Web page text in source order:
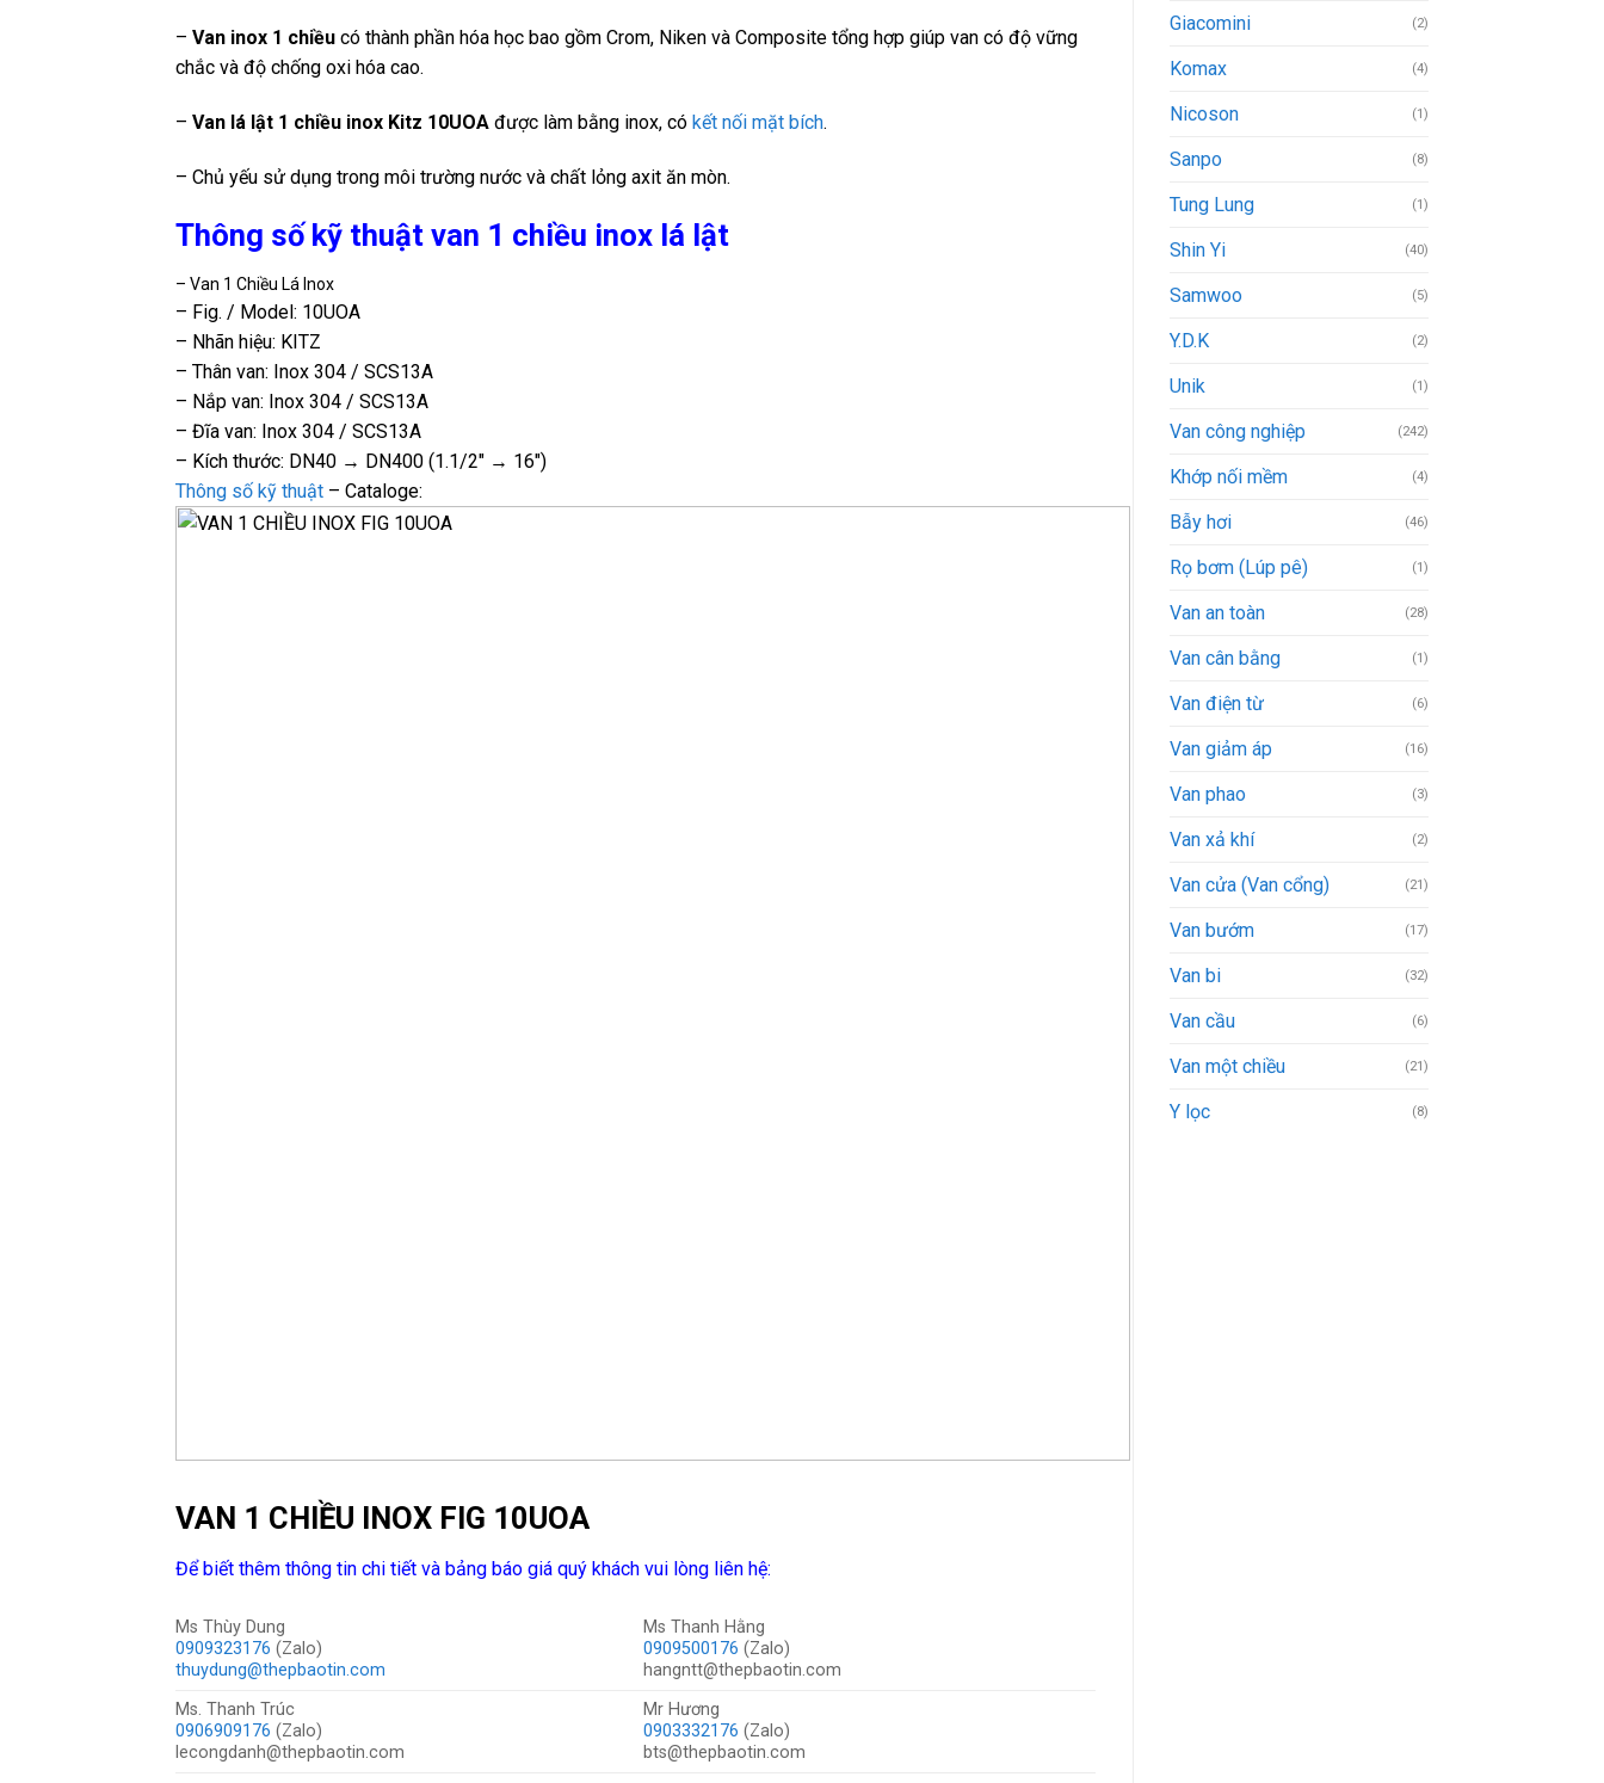
Giacomini (2)
Komax (4)
Nicoson (1)
Sanpo (8)
Tung Lung (1)
Shin Yi (40)
Samwoo (5)
Y.D.K (2)
Unik (1)
Van công nghiệp (242)
Khớp nối mềm (4)
Bẫy hơi (46)
Rọ bơm (Lúp pê) (1)
Van an toàn (28)
Van cân bằng (1)
Van điện từ (6)
Van giảm áp (16)
Van phao (3)
Van xả khí (2)
Van cửa (Van cổng) (21)
Van bướm (17)
Van bi (32)
Van cầu (6)
Van một chiều (21)
Y lọc (8)
– Van inox 1 chiều có thành phần hóa học bao gồm Crom, Niken và Composite tổng hợp giúp van có độ vững
chắc và độ chống oxi hóa cao.
– Van lá lật 1 chiều inox Kitz 10UOA được làm bằng inox, có kết nối mặt bích.
– Chủ yếu sử dụng trong môi trường nước và chất lỏng axit ăn mòn.
Thông số kỹ thuật van 1 chiều inox lá lật
– Van 1 Chiều Lá Inox
– Fig. / Model: 10UOA
– Nhãn hiệu: KITZ
– Thân van: Inox 304 / SCS13A
– Nắp van: Inox 304 / SCS13A
– Đĩa van: Inox 304 / SCS13A
– Kích thước: DN40 → DN400 (1.1/2″ → 16″)
Thông số kỹ thuật – Cataloge:
VAN 1 CHIỀU INOX FIG 10UOA
Để biết thêm thông tin chi tiết và bảng báo giá quý khách vui lòng liên hệ:
Ms Thùy Dung
0909323176 (Zalo)
thuydung@thepbaotin.com
Ms Thanh Hằng
0909500176 (Zalo)
hangntt@thepbaotin.com
Ms. Thanh Trúc
0906909176 (Zalo)
lecongdanh@thepbaotin.com
Mr Hương
0903332176 (Zalo)
bts@thepbaotin.com